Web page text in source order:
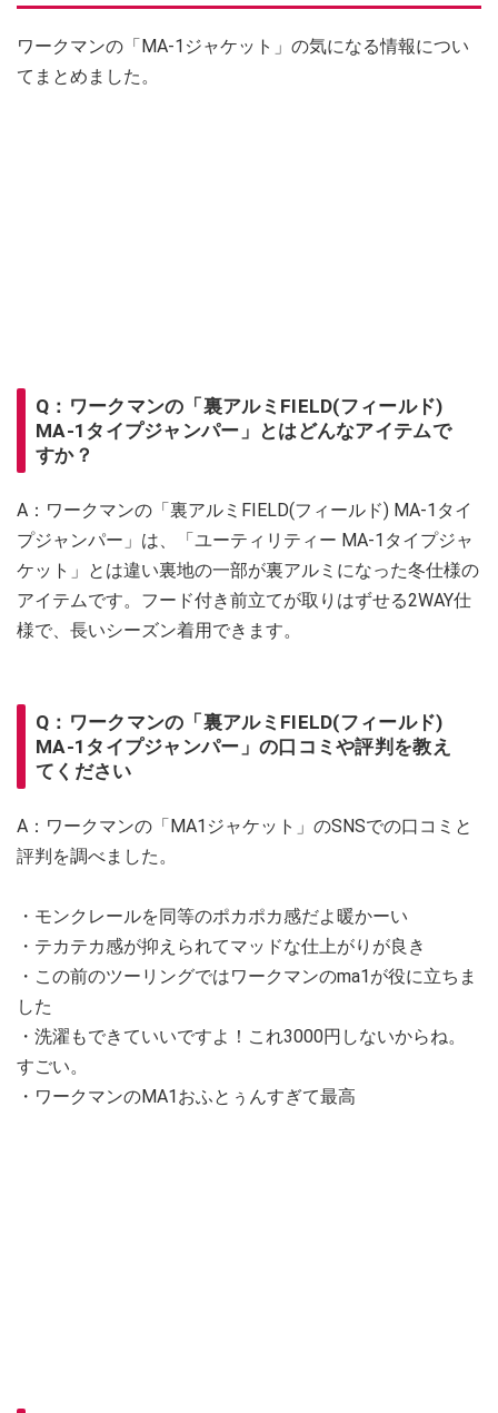
ワークマンの「MA-1ジャケット」の気になる情報につい
てまとめました。
Q：ワークマンの「裏アルミFIELD(フィールド)
MA-1タイプジャンパー」とはどんなアイテムで
すか？
A：ワークマンの「裏アルミFIELD(フィールド) MA-1タイ
プジャンパー」は、「ユーティリティー MA-1タイプジャ
ケット」とは違い裏地の一部が裏アルミになった冬仕様の
アイテムです。フード付き前立てが取りはずせる2WAY仕
様で、長いシーズン着用できます。
Q：ワークマンの「裏アルミFIELD(フィールド)
MA-1タイプジャンパー」の口コミや評判を教え
てください
A：ワークマンの「MA1ジャケット」のSNSでの口コミと
評判を調べました。
・モンクレールを同等のポカポカ感だよ暖かーい
・テカテカ感が抑えられてマッドな仕上がりが良き
・この前のツーリングではワークマンのma1が役に立ちま
した
・洗濯もできていいですよ！これ3000円しないからね。
すごい。
・ワークマンのMA1おふとぅんすぎて最高